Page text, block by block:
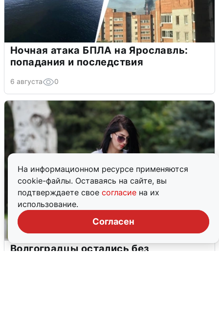
На информационном ресурсе применяются
cookie-файлы. Оставаясь на сайте, вы
подтверждаете свое согласие на их
использование.
Согласен
Ночная атака БПЛА на Ярославль:
попадания и последствия
6 августа 0
Волгоградцы остались без